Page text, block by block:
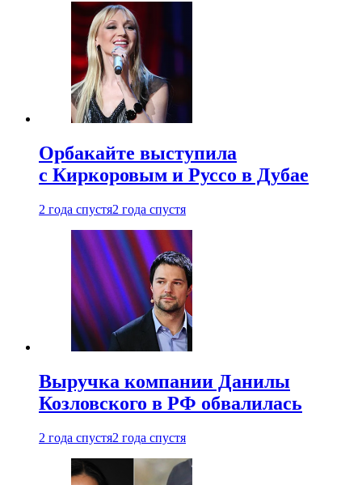
Орбакайте выступила
с Киркоровым и Руссо в Дубае
2 года спустя2 года спустя
Выручка компании Данилы
Козловского в РФ обвалилась
2 года спустя2 года спустя